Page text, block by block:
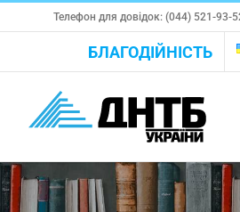
to
Телефон для довідок: (044) 521-93-
БЛАГОДІЙНІСТЬ